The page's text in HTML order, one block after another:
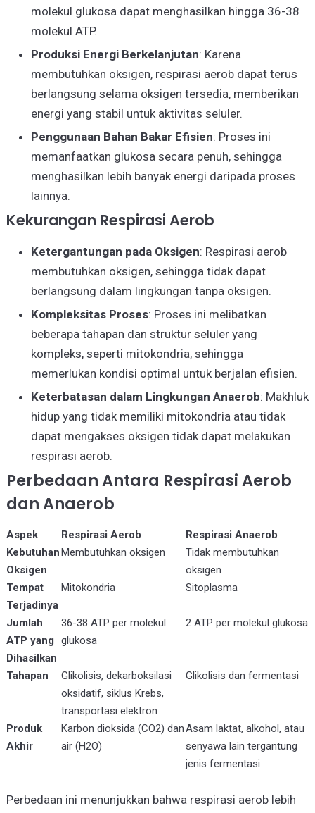
molekul glukosa dapat menghasilkan hingga 36-38
molekul ATP.
Produksi Energi Berkelanjutan: Karena
membutuhkan oksigen, respirasi aerob dapat terus
berlangsung selama oksigen tersedia, memberikan
energi yang stabil untuk aktivitas seluler.
Penggunaan Bahan Bakar Efisien: Proses ini
memanfaatkan glukosa secara penuh, sehingga
menghasilkan lebih banyak energi daripada proses
lainnya.
Kekurangan Respirasi Aerob
Ketergantungan pada Oksigen: Respirasi aerob
membutuhkan oksigen, sehingga tidak dapat
berlangsung dalam lingkungan tanpa oksigen.
Kompleksitas Proses: Proses ini melibatkan
beberapa tahapan dan struktur seluler yang
kompleks, seperti mitokondria, sehingga
memerlukan kondisi optimal untuk berjalan efisien.
Keterbatasan dalam Lingkungan Anaerob: Makhluk
hidup yang tidak memiliki mitokondria atau tidak
dapat mengakses oksigen tidak dapat melakukan
respirasi aerob.
Perbedaan Antara Respirasi Aerob
dan Anaerob
Aspek Respirasi Aerob
Respirasi Anaerob
Kebutuhan
Oksigen
Membutuhkan oksigen
Tidak membutuhkan
oksigen
Tempat
Terjadinya
Mitokondria Sitoplasma
Jumlah
ATP yang
Dihasilkan
36-38 ATP per molekul
glukosa
2 ATP per molekul glukosa
Tahapan
Glikolisis, dekarboksilasi
oksidatif, siklus Krebs,
transportasi elektron
Glikolisis dan fermentasi
Produk
Akhir
Karbon dioksida (CO2) dan
air (H2O)
Asam laktat, alkohol, atau
senyawa lain tergantung
jenis fermentasi
Perbedaan ini menunjukkan bahwa respirasi aerob lebih